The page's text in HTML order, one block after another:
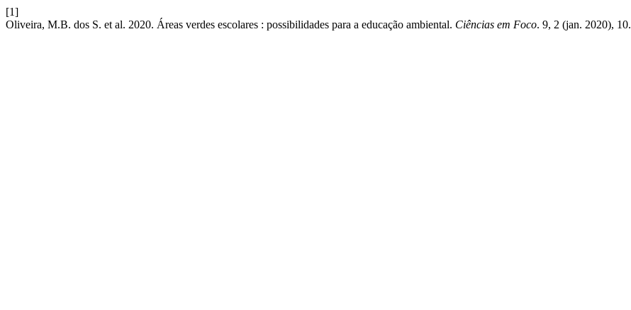
[1]
Oliveira, M.B. dos S. et al. 2020. Áreas verdes escolares : possibilidades para a educação ambiental. Ciências em Foco. 9, 2 (jan. 2020), 10.